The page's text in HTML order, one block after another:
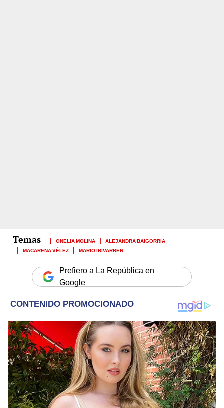
ONELIA MOLINA
ALEJANDRA BAIGORRIA
MACARENA VÉLEZ
MARIO IRIVARREN
Prefiero a La República en
Google